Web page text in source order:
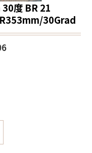
度 BR 21
30Grad